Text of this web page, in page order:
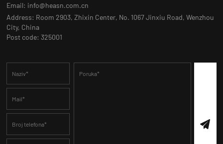
Email: info@heasn.com.cn
Address: Room 2903, Zhixin Center, No. 1067 Jinxiu Road, Wenzhou
City, China
Post code: 325001